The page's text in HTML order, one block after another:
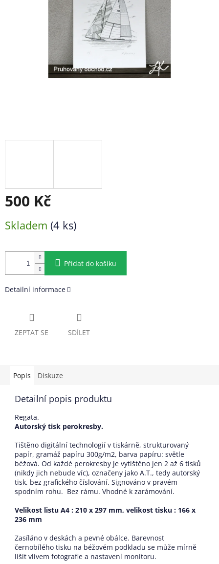
500 Kč
cena:
Skladem (4 ks)
Přidat do košíku
Detailní informace
ZEPTAT SE SDÍLET
Popis Diskuze
Detailní popis produktu
Regata.
Autorský tisk perokresby.
Tištěno digitální technologií v tiskárně, strukturovaný
papír, gramáž papíru 300g/m2, barva papíru: světle
béžová. Od každé perokresby je vytištěno jen 2 až 6 tisků
(nikdy jich nebude víc), označeny jako A.T., tedy autorský
tisk, bez grafického číslování. Signováno v pravém
spodním rohu. Bez rámu. Vhodné k zarámování.
Velikost listu A4 : 210 x 297 mm, velikost tisku : 166 x
236 mm
Zasíláno v deskách a pevné obálce. Barevnost
černobílého tisku na béžovém podkladu se může mírně
lišit vlivem fotografie a nastavení monitoru.